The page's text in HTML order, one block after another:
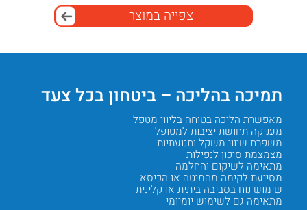
צפייה במוצר
תמיכה בהליכה – ביטחון בכל צעד
מאפשרת הליכה בטוחה בליווי מטפל
מעניקה תחושת יציבות למטופל
משפרת שיווי משקל ותנועתיות
מצמצמת סיכון לנפילות
מתאימה לשיקום והחלמה
מסייעת לקימה מהמיטה או הכיסא
שימוש נוח בסביבה ביתית או קלינית
מתאימה גם לשימוש יומיומי